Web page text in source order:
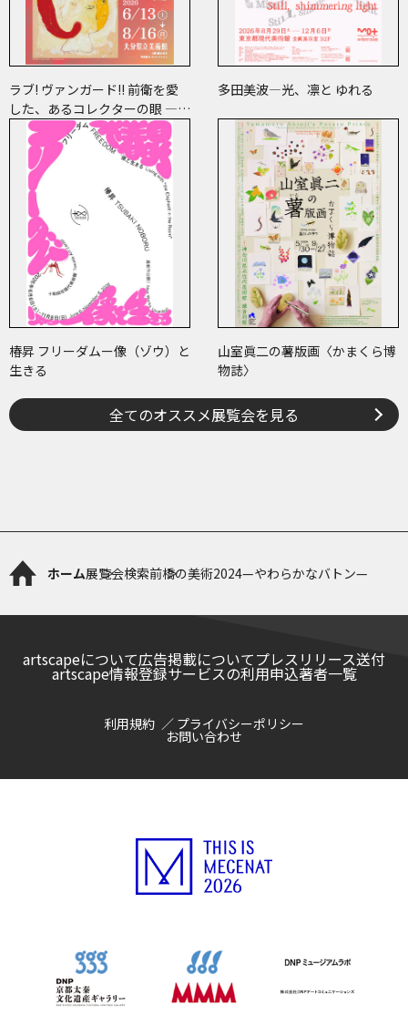
ラブ! ヴァンガード!! 前衛を愛
した、あるコレクターの眼 ―草
間彌生、ヘイター and more
多田美波―光、凛と ゆれる
椿昇 フリーダムー像（ゾウ）と
生きる
山室眞二の薯版画〈かまくら博
物誌〉
全てのオススメ展覧会を見る
ホーム展覧会検索前橋の美術2024—やわらかなバトン—
artscapeについて広告掲載についてプレスリリース送付
artscape情報登録サービスの利用申込著者一覧
利用規約 プライバシーポリシー
お問い合わせ